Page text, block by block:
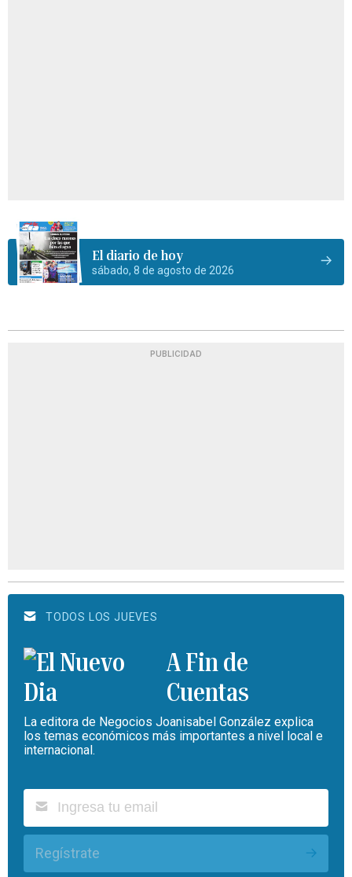
El diario de hoy
sábado, 8 de agosto de 2026
PUBLICIDAD
TODOS LOS JUEVES
A Fin de
Cuentas
La editora de Negocios Joanisabel González explica
los temas económicos más importantes a nivel local e
internacional.
Regístrate